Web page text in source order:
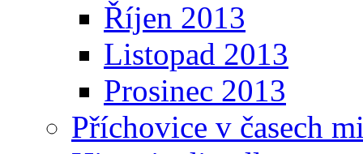
Říjen 2013
Listopad 2013
Prosinec 2013
Příchovice v časech